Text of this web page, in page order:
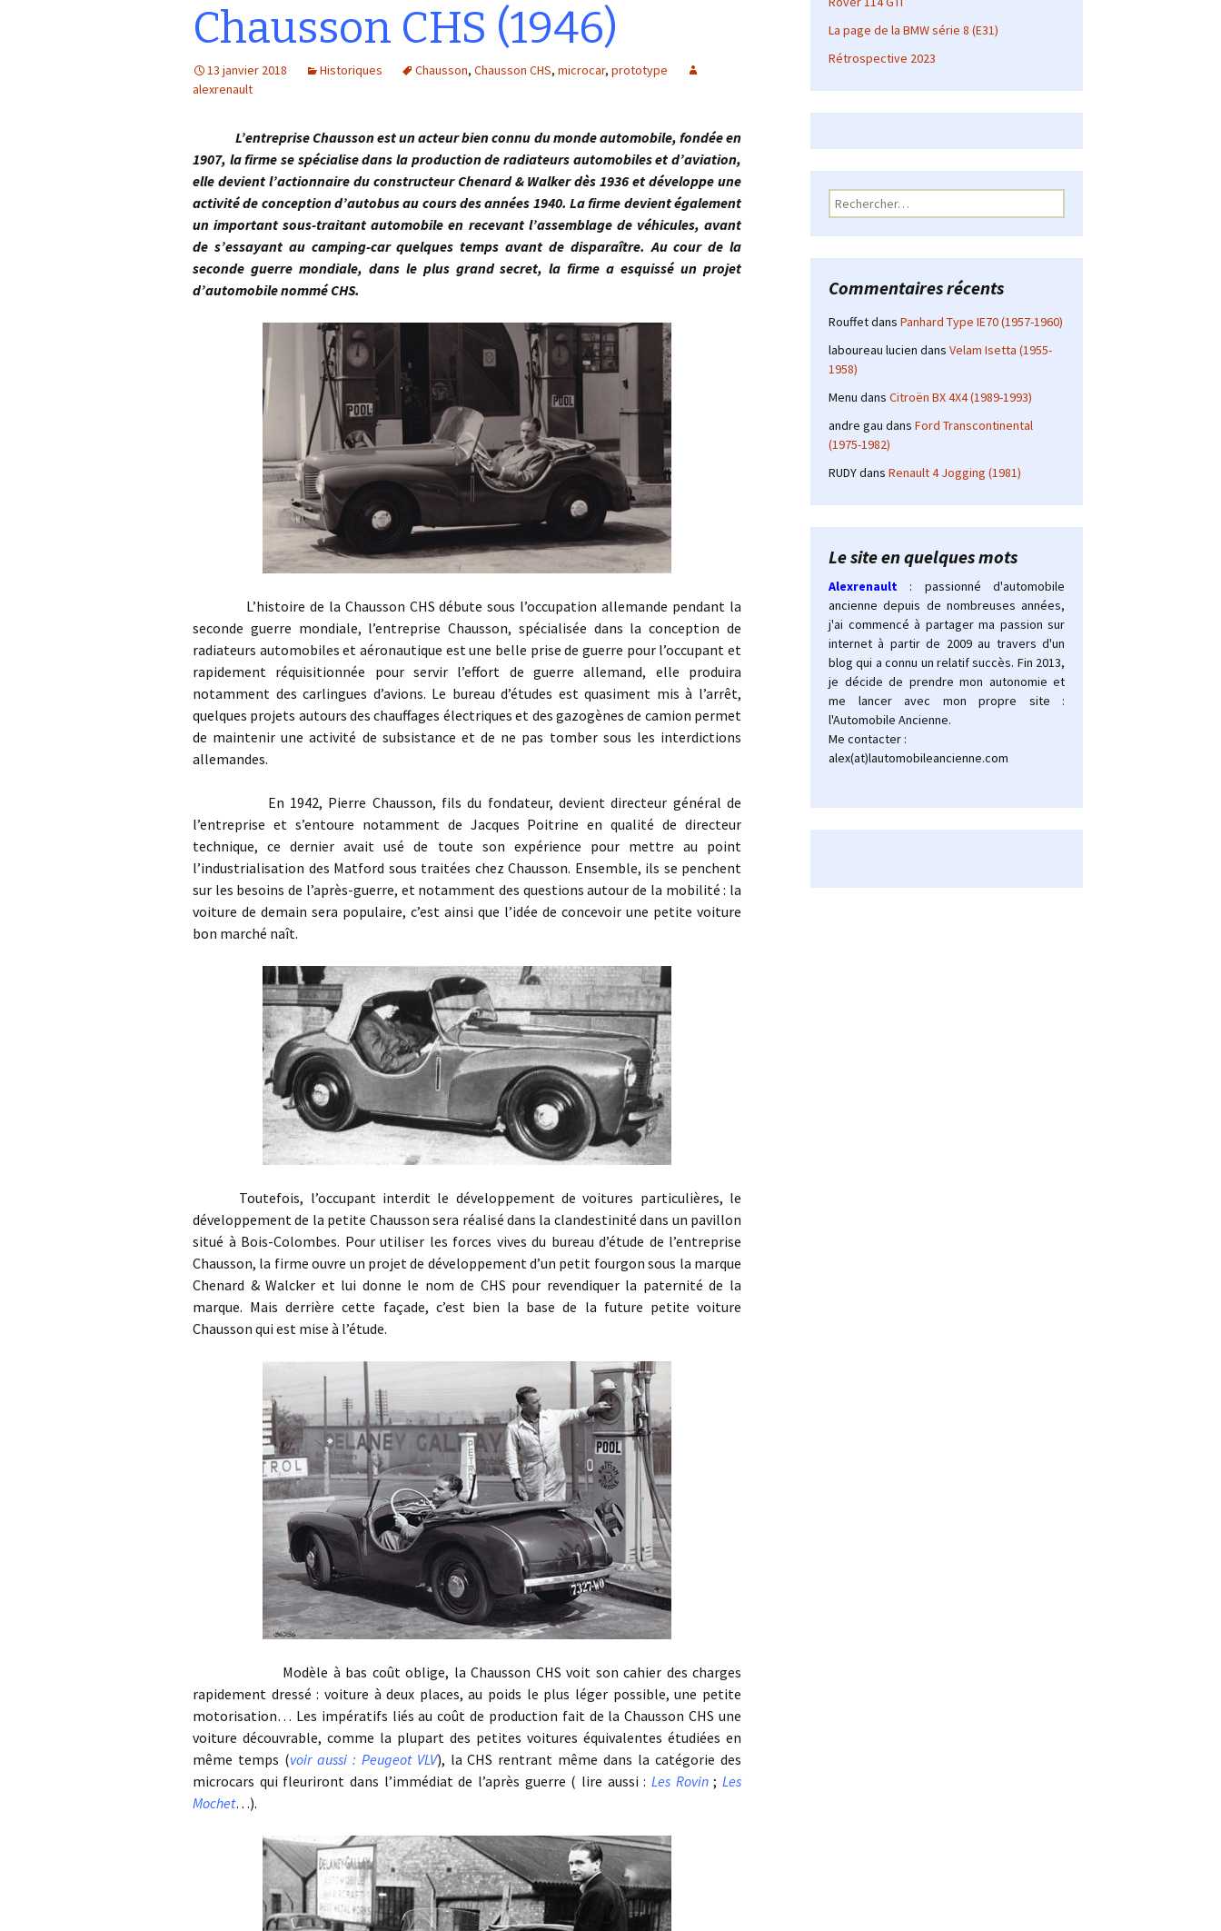
Chausson CHS (1946)
13 janvier 2018 Historiques Chausson, Chausson CHS, microcar, prototype
alexrenault
L’entreprise Chausson est un acteur bien connu du monde automobile, fondée en
1907, la firme se spécialise dans la production de radiateurs automobiles et d’aviation,
elle devient l’actionnaire du constructeur Chenard & Walker dès 1936 et développe une
activité de conception d’autobus au cours des années 1940. La firme devient également
un important sous-traitant automobile en recevant l’assemblage de véhicules, avant
de s’essayant au camping-car quelques temps avant de disparaître. Au cour de la
seconde guerre mondiale, dans le plus grand secret, la firme a esquissé un projet
d’automobile nommé CHS.
L’histoire de la Chausson CHS débute sous l’occupation allemande pendant la
seconde guerre mondiale, l’entreprise Chausson, spécialisée dans la conception de
radiateurs automobiles et aéronautique est une belle prise de guerre pour l’occupant et
rapidement réquisitionnée pour servir l’effort de guerre allemand, elle produira
notamment des carlingues d’avions. Le bureau d’études est quasiment mis à l’arrêt,
quelques projets autours des chauffages électriques et des gazogènes de camion permet
de maintenir une activité de subsistance et de ne pas tomber sous les interdictions
allemandes.
En 1942, Pierre Chausson, fils du fondateur, devient directeur général de
l’entreprise et s’entoure notamment de Jacques Poitrine en qualité de directeur
technique, ce dernier avait usé de toute son expérience pour mettre au point
l’industrialisation des Matford sous traitées chez Chausson. Ensemble, ils se penchent
sur les besoins de l’après-guerre, et notamment des questions autour de la mobilité : la
voiture de demain sera populaire, c’est ainsi que l’idée de concevoir une petite voiture
bon marché naît.
Toutefois, l’occupant interdit le développement de voitures particulières, le
développement de la petite Chausson sera réalisé dans la clandestinité dans un pavillon
situé à Bois-Colombes. Pour utiliser les forces vives du bureau d’étude de l’entreprise
Chausson, la firme ouvre un projet de développement d’un petit fourgon sous la marque
Chenard & Walcker et lui donne le nom de CHS pour revendiquer la paternité de la
marque. Mais derrière cette façade, c’est bien la base de la future petite voiture
Chausson qui est mise à l’étude.
Modèle à bas coût oblige, la Chausson CHS voit son cahier des charges
rapidement dressé : voiture à deux places, au poids le plus léger possible, une petite
motorisation… Les impératifs liés au coût de production fait de la Chausson CHS une
voiture découvrable, comme la plupart des petites voitures équivalentes étudiées en
même temps (voir aussi : Peugeot VLV), la CHS rentrant même dans la catégorie des
microcars qui fleuriront dans l’immédiat de l’après guerre ( lire aussi : Les Rovin;Les
Mochet…).
La page de la BMW série 8 (E31)
Rétrospective 2023
Rechercher :
Commentaires récents
Rouffetdans Panhard Type IE70 (1957-1960)
laboureau lucien dans Velam Isetta (1955-
1958)
Menu dans Citroën BX 4X4 (1989-1993)
andre gau dans Ford Transcontinental
(1975-1982)
RUDYdans Renault 4 Jogging (1981)
Le site en quelques mots
Alexrenault
: passionné d'automobile
ancienne depuis de nombreuses années,
j'ai commencé à partager ma passion sur
internet à partir de 2009 au travers d'un
blog qui a connu un relatif succès. Fin 2013,
je décide de prendre mon autonomie et
me lancer avec mon propre site :
l'Automobile Ancienne.
Me contacter :
alex(at)lautomobileancienne.com